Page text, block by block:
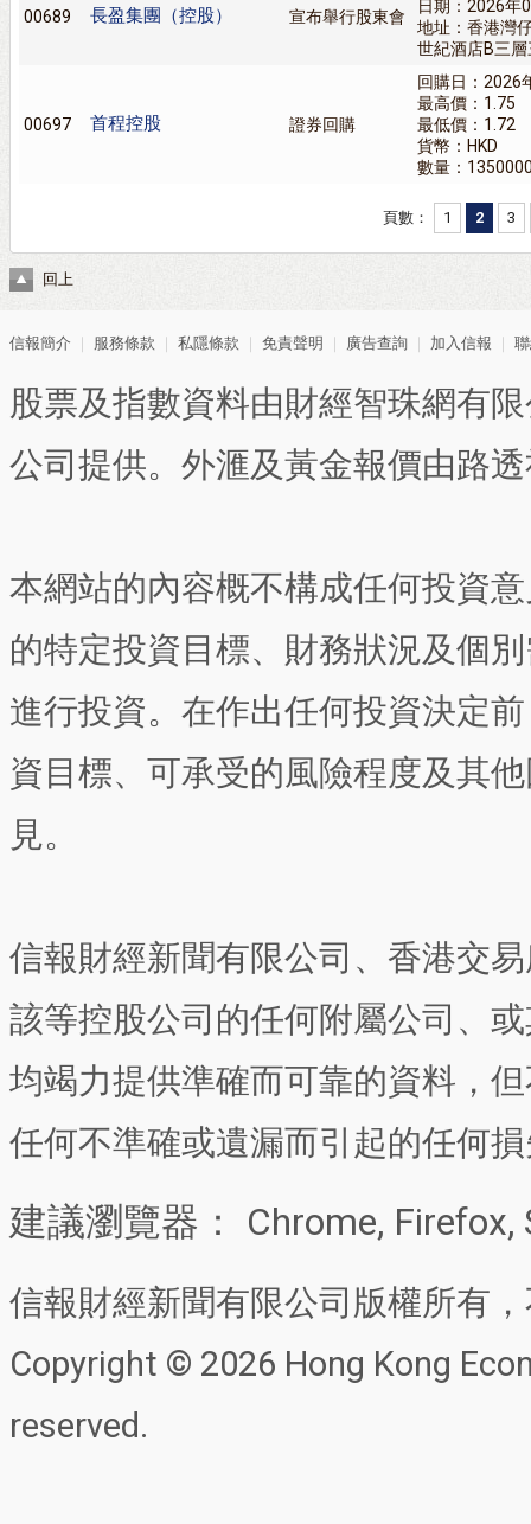
00689 長盈集團（控股） 宣布舉行股東會
日期：2026年
地址：香港灣
世紀酒店B三
00697 首程控股 證券回購
回購日：2026
最高價：1.75
最低價：1.72
貨幣：HKD
數量：
頁數： 1 2 3
回上
信報簡介 服務條款 私隱條款 免責聲明 廣告查詢 加入信報
股票及指數資料由財經智珠網有
公司提供。外滙及黃金報價由路
本網站的內容概不構成任何投資
的特定投資目標、財務狀況及個
進行投資。在作出任何投資決定
資目標、可承受的風險程度及其
見。
信報財經新聞有限公司、香港交
該等控股公司的任何附屬公司、
均竭力提供準確而可靠的資料，
任何不準確或遺漏而引起的任何
建議瀏覽器： Chrome, Firefox,
信報財經新聞有限公司版權所有
Copyright © 2026 Hong Kong
reserved.